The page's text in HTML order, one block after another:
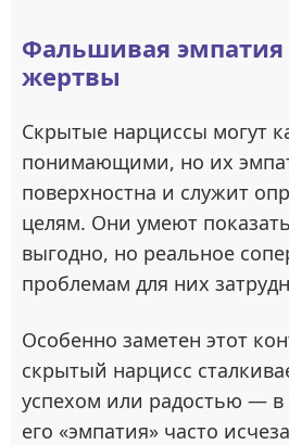
Фальшивая
жертвы
Скрытые нарциссы могут
понимающими, но их
поверхностна и служит
целям. Они умеют показать
выгодно, но реальное
проблемам для них
Особенно заметен этот
скрытый нарцисс
успехом или радостью —
его «эмпатия» часто